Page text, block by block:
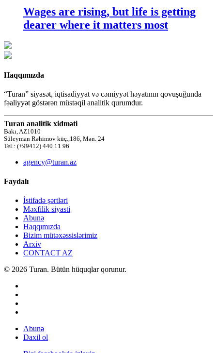
Wages are rising, but life is getting
dearer where it matters most
Haqqımızda
“Turan” siyasət, iqtisadiyyat və cəmiyyət həyatının qovuşuğunda
fəaliyyət göstərən müstəqil analitik qurumdur.
Turan analitik xidməti
Bakı, AZ1010
Süleyman Rəhimov küç.,186, Mən. 24
Tel.: (+99412) 440 11 96
agency@turan.az
Faydalı
İstifadə şərtləri
Məxfilik siyasti
Abunə
Haqqımızda
Bizim mütəxəssislərimiz
Arxiv
CONTACT AZ
© 2026 Turan. Bütün hüquqlar qorunur.
Abunə
Daxil ol